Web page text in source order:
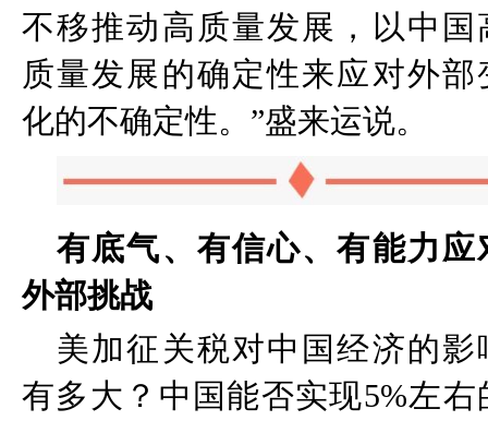
不移推动高质量发展，以中国
质量发展的确定性来应对外部
化的不确定性。 ”盛来运说。
有底气、有信心、有能力应
外部挑战
美加征关税对中国经济的影
有多大？中国能否实现5%左右